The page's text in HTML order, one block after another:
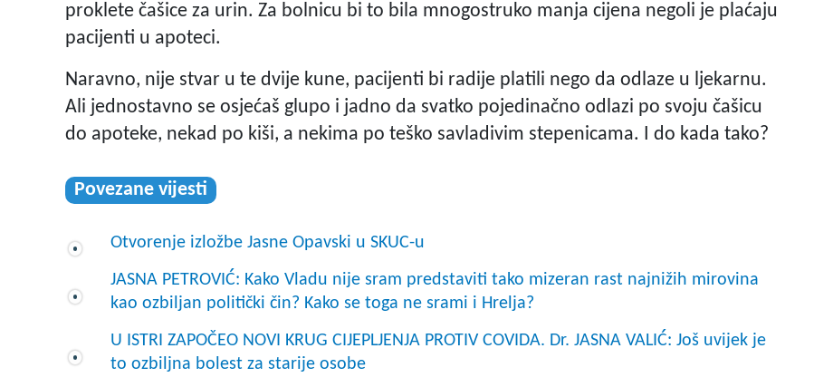
proklete čašice za urin. Za bolnicu bi to bila mnogostruko manja cijena negoli je plaćaju
pacijenti u apoteci.
Naravno, nije stvar u te dvije kune, pacijenti bi radije platili nego da odlaze u ljekarnu.
Ali jednostavno se osjećaš glupo i jadno da svatko pojedinačno odlazi po svoju čašicu
do apoteke, nekad po kiši, a nekima po teško savladivim stepenicama. I do kada tako?
Povezane vijesti
Otvorenje izložbe Jasne Opavski u SKUC-u
JASNA PETROVIĆ: Kako Vladu nije sram predstaviti tako mizeran rast najnižih mirovina
kao ozbiljan politički čin? Kako se toga ne srami i Hrelja?
U ISTRI ZAPOČEO NOVI KRUG CIJEPLJENJA PROTIV COVIDA. Dr. JASNA VALIĆ: Još uvijek je
to ozbiljna bolest za starije osobe